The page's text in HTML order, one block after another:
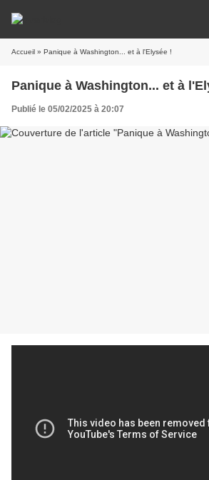
Accueil » Panique à Washington... et à l'Elysée !
Panique à Washington... et à
Publié le 05/02/2025 à 20:07